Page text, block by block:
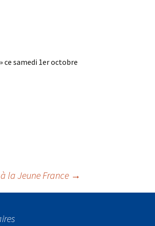
ce samedi 1er octobre
la Jeune France →